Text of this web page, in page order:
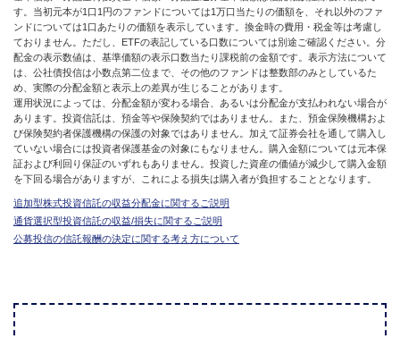
す。当初元本が1口1円のファンドについては1万口当たりの価額を、それ以外のファ
ンドについては1口あたりの価額を表示しています。換金時の費用・税金等は考慮し
ておりません。ただし、ETFの表記している口数については別途ご確認ください。分
配金の表示数値は、基準価額の表示口数当たり課税前の金額です。表示方法について
は、公社債投信は小数点第二位まで、その他のファンドは整数部のみとしているた
め、実際の分配金額と表示上の差異が生じることがあります。
運用状況によっては、分配金額が変わる場合、あるいは分配金が支払われない場合が
あります。投資信託は、預金等や保険契約ではありません。また、預金保険機構およ
び保険契約者保護機構の保護の対象ではありません。加えて証券会社を通して購入し
ていない場合には投資者保護基金の対象にもなりません。購入金額については元本保
証および利回り保証のいずれもありません。投資した資産の価値が減少して購入金額
を下回る場合がありますが、これによる損失は購入者が負担することとなります。
追加型株式投資信託の収益分配金に関するご説明
通貨選択型投資信託の収益/損失に関するご説明
公募投信の信託報酬の決定に関する考え方について